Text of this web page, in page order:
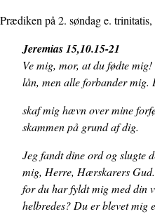
Prædiken på 2. søndag e.
Jeremias 15,10.15-21
Ve mig, mor, at du fødte
lån, men alle forbander mig.
skaf mig hævn over mine
skammen på grund af dig.
Jeg fandt dine ord og slugte
mig, Herre, Hærskarers
for du har fyldt mig med din
helbredes? Du er blevet mig